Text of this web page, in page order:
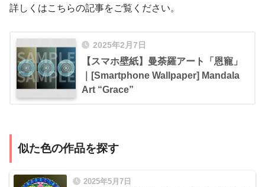
詳しくはこちらの記事をご覧ください。
2025年2月7日
【スマホ壁紙】曼荼羅アート「恩寵」
｜[Smartphone Wallpaper] Mandala
Art “Grace”
似た色の作品を探す
2025年5月7日